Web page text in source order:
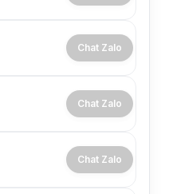
Chat Zalo
Chat Zalo
Chat Zalo